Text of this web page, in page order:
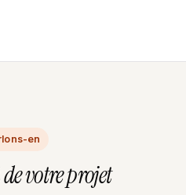
en
votre projet